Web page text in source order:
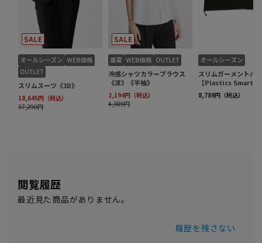
閲覧履歴
最近見た商品がありません。
履歴を残さない